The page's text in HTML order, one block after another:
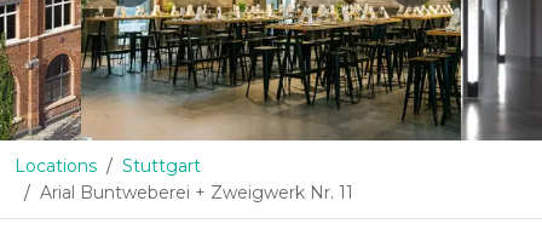
Locations
Stuttgart
Arial Buntweberei + Zweigwerk Nr. 11